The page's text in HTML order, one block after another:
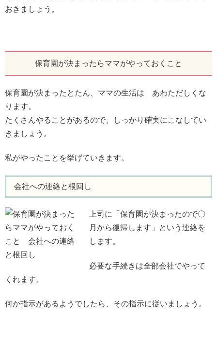
おきましょう。
保育園が決まったらママがやっておくこと
保育園が決まったとたん、ママの生活は あわただしくな
ります。
たくさんやることがあるので、しっかり確実にこなしてい
きましょう。
私がやったことを挙げていきます。
会社への連絡と根回し
上司に「保育園が決まったので〇
月から復帰します」という連絡を
します。
必要な手続きは全部会社でやって
くれます。
何か指示があるようでしたら、その指示に従いましょう。